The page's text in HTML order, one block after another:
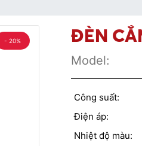
- 20% ĐÈN
Model:
Công suất:
Điện áp:
Nhiệt độ màu: